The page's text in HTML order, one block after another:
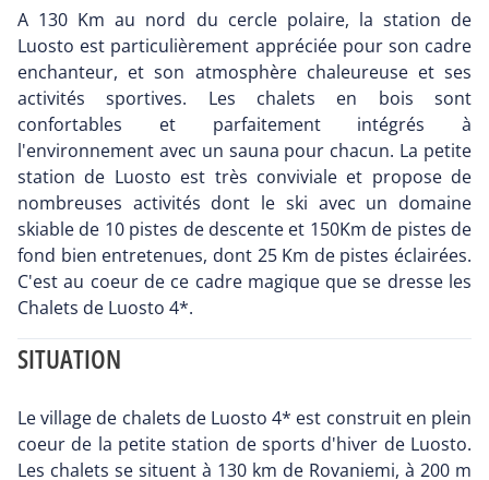
A 130 Km au nord du cercle polaire, la station de
Luosto est particulièrement appréciée pour son cadre
enchanteur, et son atmosphère chaleureuse et ses
activités sportives. Les chalets en bois sont
confortables et parfaitement intégrés à
l'environnement avec un sauna pour chacun. La petite
station de Luosto est très conviviale et propose de
nombreuses activités dont le ski avec un domaine
skiable de 10 pistes de descente et 150Km de pistes de
fond bien entretenues, dont 25 Km de pistes éclairées.
C'est au coeur de ce cadre magique que se dresse les
Chalets de Luosto 4*.
SITUATION
Le village de chalets de Luosto 4* est construit en plein
coeur de la petite station de sports d'hiver de Luosto.
Les chalets se situent à 130 km de Rovaniemi, à 200 m